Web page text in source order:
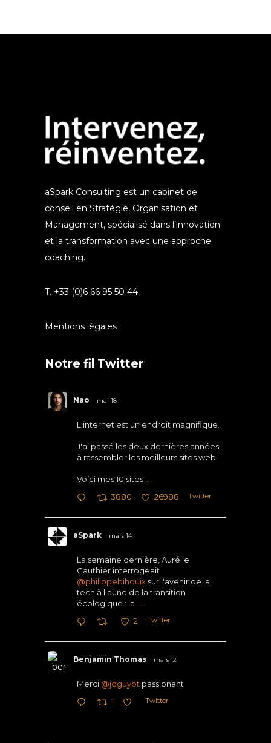
aSpark Consulting est un cabinet de
conseil en Stratégie, Organisation et
Management, spécialisé dans l’innovation
et la transformation avec une approche
coaching.
T. +33 (0)6 66 95 50 44
Mentions légales
Notre fil Twitter
Nao mai 18
L'internet est un endroit magnifique.
J'ai passé les deux dernières années
à rassembler les meilleurs sites web.
Voici mes 10 sites
3880 26988 Twitter
aSpark mars 14
La semaine dernière, Aurélie
Gauthier interrogeait
@philippebihouix sur l'avenir de la
tech à l'aune de la transition
écologique : la
2 Twitter
Benjamin Thomas mars 12
Merci @jdguyot passionant
1 Twitter